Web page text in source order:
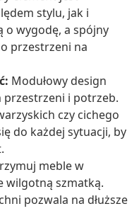
stylu, jak i
o wygodę, a spójny
przestrzeni na
Modułowy design
i potrzeb.
czy cichego
do każdej sytuacji, by
meble w
wilgotną szmatką.
pozwala na dłuższe